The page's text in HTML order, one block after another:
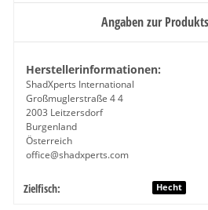
Angaben zur
Herstellerinformationen:
ShadXperts International
Großmuglerstraße 4 4
2003 Leitzersdorf
Burgenland
Österreich
office@shadxperts.com
Produkteigenschaft
Wert
Zielfisch: Hecht